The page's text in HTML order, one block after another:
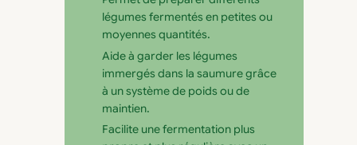
légumes fermentés en petites ou
moyennes quantités.
Aide à garder les légumes
immergés dans la saumure grâce
à un système de poids ou de
maintien.
Facilite une fermentation plus